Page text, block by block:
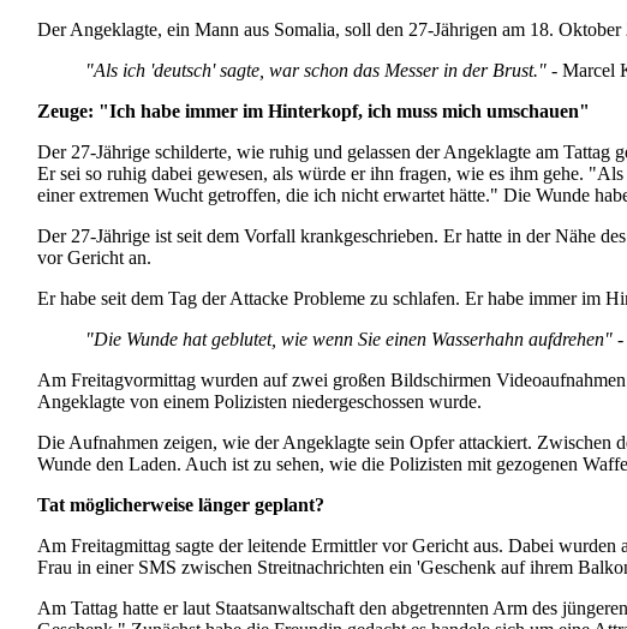
Der Angeklagte, ein Mann aus Somalia, soll den 27-Jährigen am 18.
"Als ich 'deutsch' sagte, war schon das Messer in der Brust." - Marcel
Zeuge: "Ich habe immer im Hinterkopf, ich muss mich umschauen"
Der 27-Jährige schilderte, wie ruhig und gelassen der Angeklagte am
Er sei so ruhig dabei gewesen, als würde er ihn fragen, wie es ihm gehe.
einer extremen Wucht getroffen, die ich nicht erwartet hätte." Die Wunde
Der 27-Jährige ist seit dem Vorfall krankgeschrieben. Er hatte in der Nähe
vor Gericht an.
Er habe seit dem Tag der Attacke Probleme zu schlafen. Er habe immer im
"Die Wunde hat geblutet, wie wenn Sie einen Wasserhahn aufdrehen" -
Am Freitagvormittag wurden auf zwei großen Bildschirmen
Angeklagte von einem Polizisten nieder­geschossen wurde.
Die Aufnahmen zeigen, wie der Angeklagte sein Opfer attackiert. Zwischen
Wunde den Laden. Auch ist zu sehen, wie die Polizisten mit gezogenen
Tat möglicherweise länger geplant?
Am Freitagmittag sagte der leitende Ermittler vor Gericht aus. Dabei
Frau in einer SMS zwischen Streit­nachrichten ein 'Geschenk auf ihrem
Am Tattag hatte er laut Staatsanwaltschaft den abgetrennten Arm des